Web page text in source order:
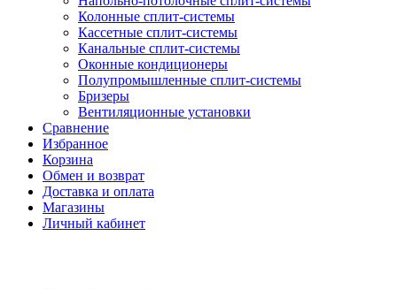
Колонные ​​сплит-системы
Кассетные сплит-системы
Канальные сплит-системы
Оконные кондиционеры
Полупромышленные сплит-системы
Бризеры
Вентиляционные установки
Сравнение
Избранное
Корзина
Обмен и возврат
Доставка и оплата
Магазины
Личный кабинет